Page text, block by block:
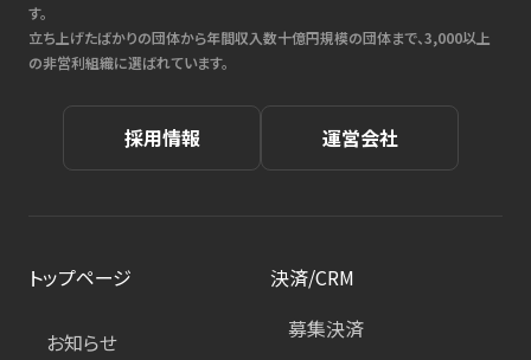
す。
立ち上げたばかりの団体から年間収入数十億円規模の団体まで、3,000以上
の非営利組織に選ばれています。
採用情報 運営会社
トップページ
お知らせ
決済/CRM
募集決済